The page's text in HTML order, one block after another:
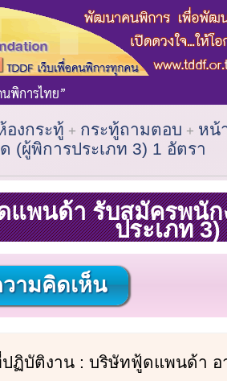
องกระทู้ กระทู้ถามตอบ หน้
(ผู้พิการประเภท 3) 1 อัตรา
แพนด้า รับสมัครพนัก
ประเภท
ามคิดเห็น
ฏิบัติงาน : บริษัทฟู้ดแพนด้า อ